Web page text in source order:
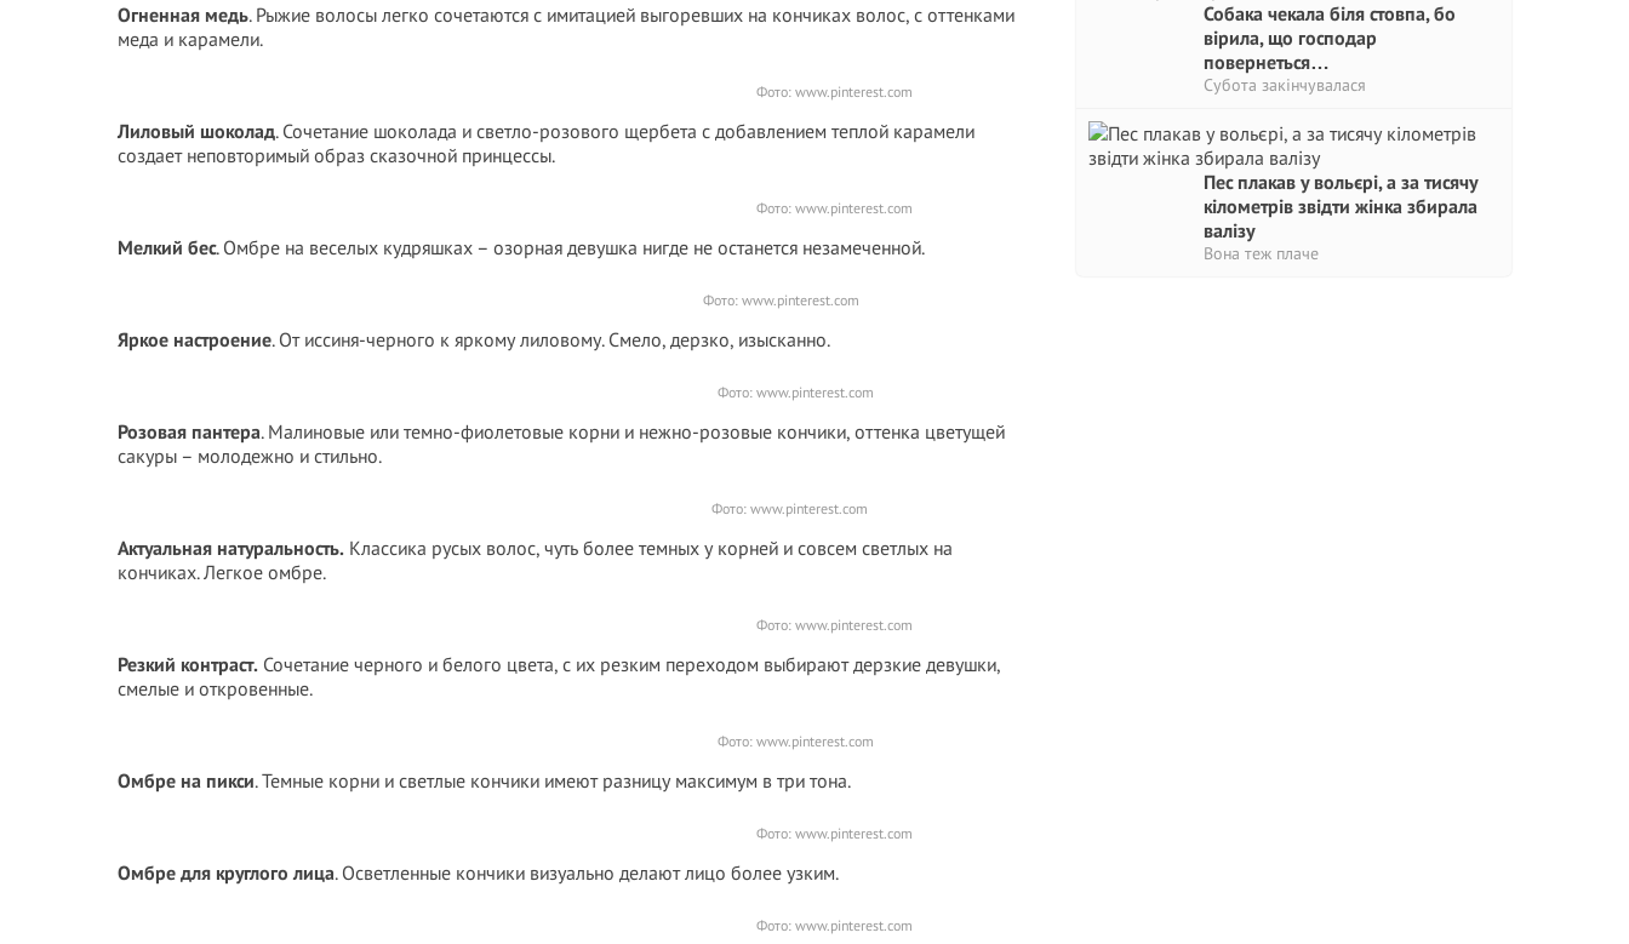
Собака чекала біля стовпа, бо
вірила, що господар
повернеться…
Субота закінчувалася
Пес плакав у вольєрі, а за тисячу
кілометрів звідти жінка збирала
валізу
Вона теж плаче
Огненная медь. Рыжие волосы легко сочетаются с имитацией выгоревших на кончиках волос, с оттенками
меда и карамели.
Фото:www.pinterest.com
Лиловый шоколад. Сочетание шоколада и светло-розового щербета с добавлением теплой карамели
создает неповторимый образ сказочной принцессы.
Фото:www.pinterest.com
Мелкий бес. Омбре на веселых кудряшках – озорная девушка нигде не останется незамеченной.
Фото:www.pinterest.com
Яркое настроение. От иссиня-черного к яркому лиловому. Смело, дерзко, изысканно.
Фото:www.pinterest.com
Розовая пантера. Малиновые или темно-фиолетовые корни и нежно-розовые кончики, оттенка цветущей
сакуры – молодежно и стильно.
Фото: www.pinterest.com
Актуальная натуральность. Классика русых волос, чуть более темных у корней и совсем светлых на
кончиках. Легкое омбре.
Фото:www.pinterest.com
Резкий контраст. Сочетание черного и белого цвета, с их резким переходом выбирают дерзкие девушки,
смелые и откровенные.
Фото:www.pinterest.com
Омбре на пикси. Темные корни и светлые кончики имеют разницу максимум в три тона.
Фото:www.pinterest.com
Омбре для круглого лица. Осветленные кончики визуально делают лицо более узким.
Фото:www.pinterest.com